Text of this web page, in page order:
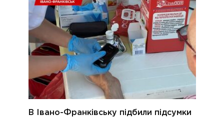
В Івано-Франківську підбили підсумки